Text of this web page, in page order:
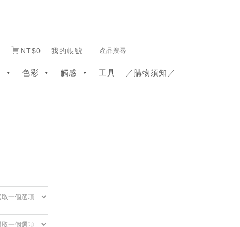
NT$0 我的帳號
色彩 觸感 工具 ／購物須知／